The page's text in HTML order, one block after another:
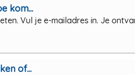
kom...
Vul je e-mailadres in. Je
of...